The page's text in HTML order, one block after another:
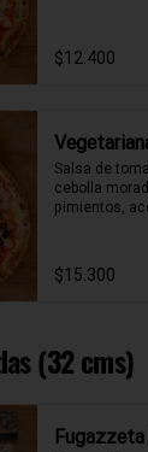
$12.400
Salsa de
cebolla
pimientos,
$15.300
(32 cms)